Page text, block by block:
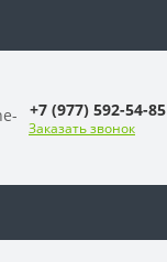
+7 (977) 592-54-85
Заказать звонок